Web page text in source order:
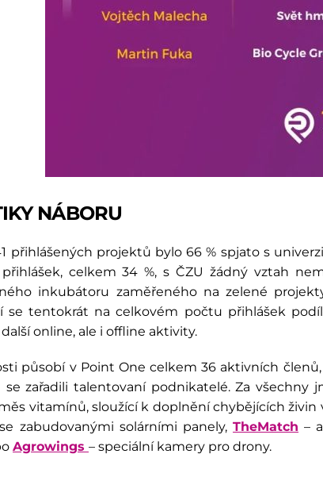
NÁBORU
přihlášených projektů bylo 66 % spjato s
celkem 34 %, s ČZU žádný vztah
inkubátoru zaměřeného na zelené
se tentokrát na celkovém počtu přihlášek
online, ale i offline aktivity.
působí v Point One celkem 36 aktivních
se zařadili talentovaní podnikatelé. Za všechny
vitamínů, sloužící k doplnění chybějících živin
zabudovanými solárními panely,TheMatch –
Agrowings – speciální kamery pro drony.